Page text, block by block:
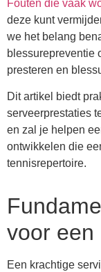
Fouten die vaak
deze kunt
we het belang
blessurepreventie
presteren en
Dit artikel biedt
serveerprestaties
en zal je helpen
ontwikkelen die
tennisrepertoire.
voor een
Een krachtige